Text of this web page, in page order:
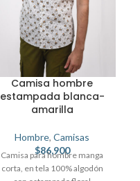
Camisa hombre
estampada blanca-
amarilla
Hombre, Camisas
$86,900
Camisa para hombre manga
corta, en tela 100% algodón